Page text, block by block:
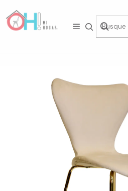
Inicio Asientos Sillas Sillas de Felpa